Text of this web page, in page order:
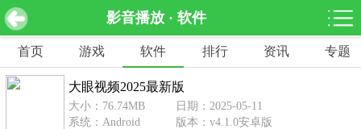
影音播放 · 软件
网游分类 软件分类
休闲益智
462款游戏
赛车竞速
122款游戏
首页 游戏 软件 排行 资讯 专题
大眼视频2025最新版 v4.1.0安卓版 下载
大眼视频2025最新版
大小：76.74MB
日期：2025-05-11
系统：Android
版本：v4.1.0安卓版